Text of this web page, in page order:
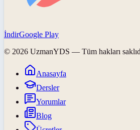
İndirGoogle Play
© 2026 UzmanYDS — Tüm hakları
Anasayfa
Dersler
Yorumlar
Blog